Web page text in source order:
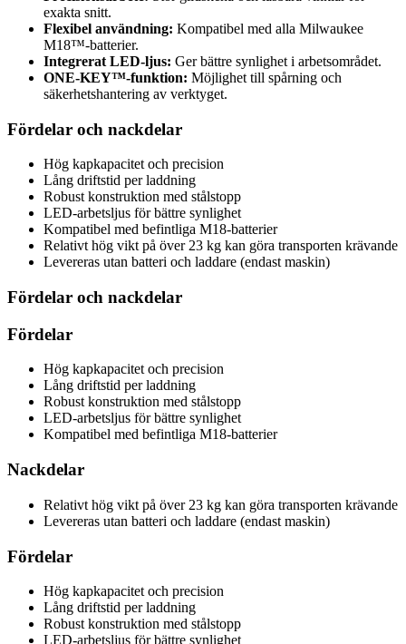
exakta snitt.
Flexibel användning: Kompatibel med alla Milwaukee
M18™-batterier.
Integrerat LED-ljus: Ger bättre synlighet i arbetsområdet.
ONE-KEY™-funktion: Möjlighet till spårning och
säkerhetshantering av verktyget.
Fördelar och nackdelar
Hög kapkapacitet och precision
Lång driftstid per laddning
Robust konstruktion med stålstopp
LED-arbetsljus för bättre synlighet
Kompatibel med befintliga M18-batterier
Relativt hög vikt på över 23 kg kan göra transporten krävande
Levereras utan batteri och laddare (endast maskin)
Fördelar och nackdelar
Fördelar
Hög kapkapacitet och precision
Lång driftstid per laddning
Robust konstruktion med stålstopp
LED-arbetsljus för bättre synlighet
Kompatibel med befintliga M18-batterier
Nackdelar
Relativt hög vikt på över 23 kg kan göra transporten krävande
Levereras utan batteri och laddare (endast maskin)
Fördelar
Hög kapkapacitet och precision
Lång driftstid per laddning
Robust konstruktion med stålstopp
LED-arbetsljus för bättre synlighet